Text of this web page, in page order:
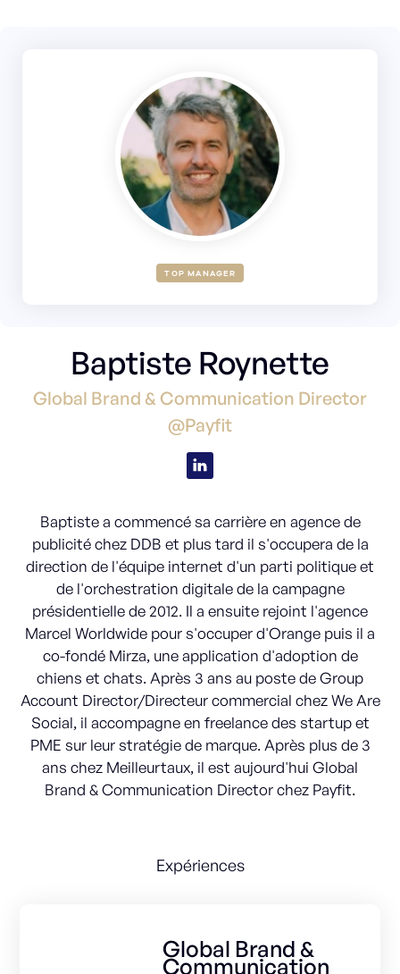
TOP MANAGER
Baptiste Roynette
Global Brand & Communication Director
@Payfit
Baptiste a commencé sa carrière en agence de
publicité chez DDB et plus tard il s'occupera de la
direction de l'équipe internet d'un parti politique et
de l'orchestration digitale de la campagne
présidentielle de 2012. Il a ensuite rejoint l'agence
Marcel Worldwide pour s'occuper d'Orange puis il a
co-fondé Mirza, une application d'adoption de
chiens et chats. Après 3 ans au poste de Group
Account Director/Directeur commercial chez We Are
Social, il accompagne en freelance des startup et
PME sur leur stratégie de marque. Après plus de 3
ans chez Meilleurtaux, il est aujourd'hui Global
Brand & Communication Director chez Payfit.
Expériences
Global Brand &
Communication